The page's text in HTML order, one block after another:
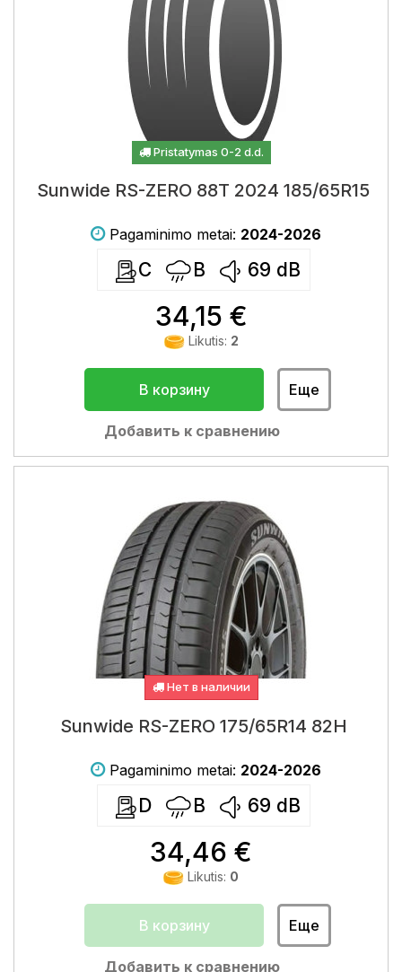
Pristatymas 0-2 d.d.
Sunwide RS-ZERO 88T 2024 185/65R15
Pagaminimo metai: 2024-2026
C B 69 dB
34,15 €
Likutis: 2
В корзину Еще
Добавить к сравнению
Нет в наличии
Sunwide RS-ZERO 175/65R14 82H
Pagaminimo metai: 2024-2026
D B 69 dB
34,46 €
Likutis: 0
В корзину Еще
Добавить к сравнению